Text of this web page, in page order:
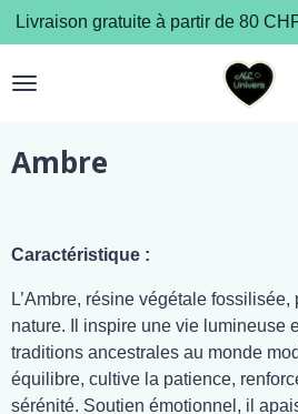
Passer
au
contenu
Livraison gratuite à partir de 80
Ambre
Caractéristique :
L’Ambre, résine végétale fossilisée,
nature. Il inspire une vie lumineuse
traditions ancestrales au monde
équilibre, cultive la patience,
sérénité. Soutien émotionnel, il